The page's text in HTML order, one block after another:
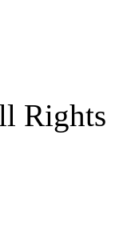
Rights